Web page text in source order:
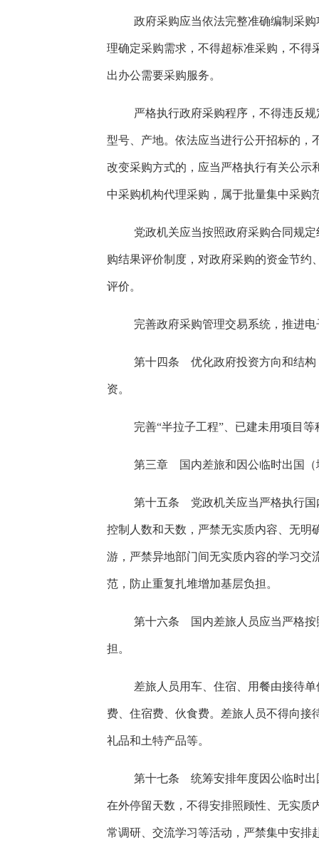
政府采购应当依法完整准确编制采
理确定采购需求，不得超标准采购，不得
出办公需要采购服务。
严格执行政府采购程序，不得违反
型号、产地。依法应当进行公开招标的，
改变采购方式的，应当严格执行有关公示
中采购机构代理采购，属于批量集中采购
党政机关应当按照政府采购合同规
购结果评价制度，对政府采购的资金节
评价。
完善政府采购管理交易系统，推进
第十四条 优化政府投资方向和结构
资。
完善“半拉子工程”、已建未用项目
第三章 国内差旅和因公临时出国（
第十五条 党政机关应当严格执行国
控制人数和天数，严禁无实质内容、无明
游，严禁异地部门间无实质内容的学习交
范，防止重复扎堆增加基层负担。
第十六条 国内差旅人员应当严格按
担。
差旅人员用车、住宿、用餐由接待
费、住宿费、伙食费。差旅人员不得向
礼品和土特产品等。
第十七条 统筹安排年度因公临时出
在外停留天数，不得安排照顾性、无实质
常调研、交流学习等活动，严禁集中安排